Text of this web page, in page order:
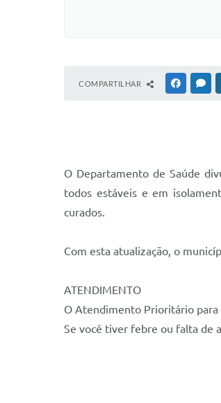
COMPARTILHAR
O Departamento de Saúde
todos estáveis e em
curados.
Com esta atualização, o
ATENDIMENTO
O Atendimento Prioritário para
Se você tiver febre ou falta de